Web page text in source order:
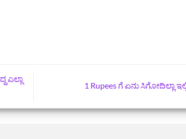
ಎಲ್ಲಾ
1 Rupees ಗೆ ಏನು ಸಿಗೋದಿಲ್ಲಾ